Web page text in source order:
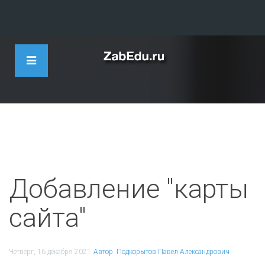
Добавление "карты
сайта"
Четверг, 16 декабря 2021 Автор Подкорытов Павел Александрович